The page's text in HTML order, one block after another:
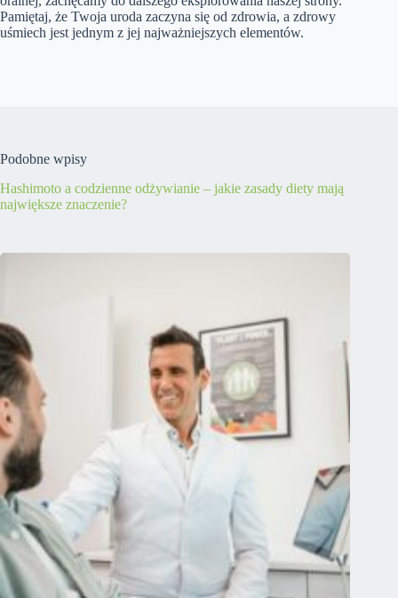
Pamiętaj, że Twoja uroda zaczyna się od zdrowia, a zdrowy
uśmiech jest jednym z jej najważniejszych elementów.
Podobne wpisy
Hashimoto a codzienne odżywianie – jakie zasady diety mają
największe znaczenie?